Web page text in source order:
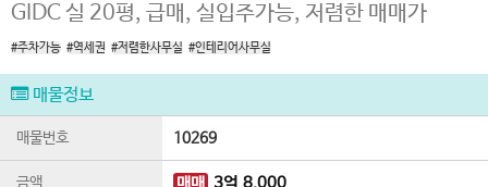
GIDC 실 20평, 급매, 실입주가능, 저렴한 매매가
#주차가능 #역세권 #저렴한사무실 #인테리어사무실
매물정보
매물번호 10269
금액 매매 3억 8,000